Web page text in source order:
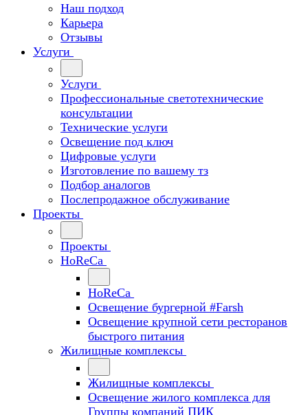
Наш подход
Карьера
Отзывы
Услуги
Услуги
Профессиональные светотехнические
консультации
Технические услуги
Освещение под ключ
Цифровые услуги
Изготовление по вашему тз
Подбор аналогов
Послепродажное обслуживание
Проекты
Проекты
HoReCa
HoReCa
Освещение бургерной #Farsh
Освещение крупной сети ресторанов
быстрого питания
Жилищные комплексы
Жилищные комплексы
Освещение жилого комплекса для
Группы компаний ПИК